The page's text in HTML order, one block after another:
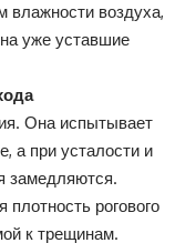
влажности воздуха,
уже уставшие
Она испытывает
а при усталости и
замедляются.
рогового
к трещинам.